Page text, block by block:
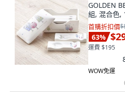
GOLDEN
組, 混合色,
首購折扣價
63%
運費 $195
WOW免運
(